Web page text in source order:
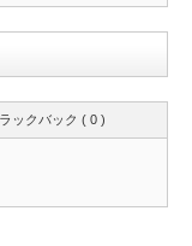
ラックバック ( 0 )